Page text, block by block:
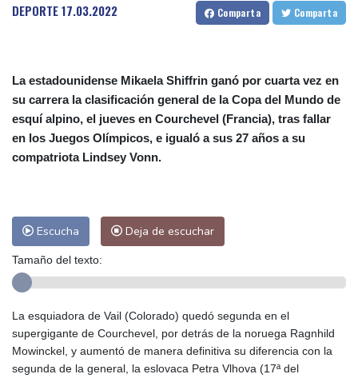
DEPORTE17.03.2022 Comparta Comparta
La estadounidense Mikaela Shiffrin ganó por cuarta vez en
su carrera la clasificación general de la Copa del Mundo de
esquí alpino, el jueves en Courchevel (Francia), tras fallar
en los Juegos Olímpicos, e igualó a sus 27 años a su
compatriota Lindsey Vonn.
Escucha Deja de escuchar
Tamaño del texto:
La esquiadora de Vail (Colorado) quedó segunda en el
supergigante de Courchevel, por detrás de la noruega Ragnhild
Mowinckel, y aumentó de manera definitiva su diferencia con la
segunda de la general, la eslovaca Petra Vlhova (17ª del